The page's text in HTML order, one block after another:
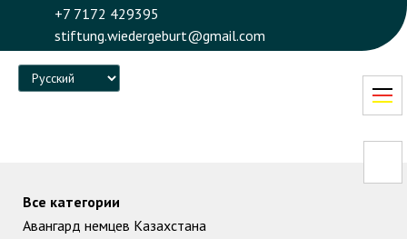
+7 7172 429395
stiftung.wiedergeburt@gmail.com
Language
Все категории
Авангард немцев Казахстана